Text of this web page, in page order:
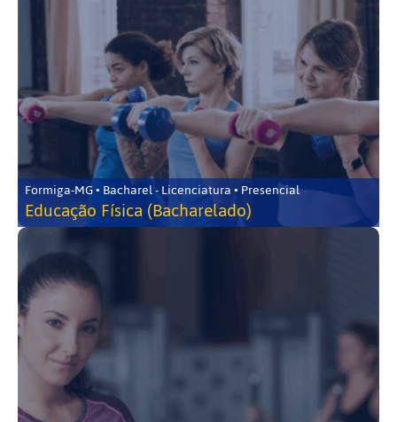
Formiga-MG • Bacharel - Licenciatura • Presencial
Educação Física (Bacharelado)